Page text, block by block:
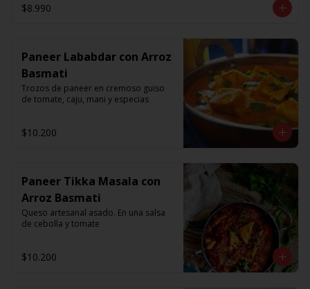
$8.990
Paneer Lababdar con Arroz
Basmati
Trozos de paneer en cremoso guiso
de tomate, caju, mani y especias
$10.200
Paneer Tikka Masala con
Arroz Basmati
Queso artesanal asado. En una salsa
de cebolla y tomate
$10.200